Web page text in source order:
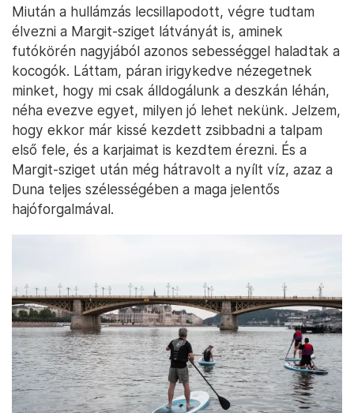
Miután a hullámzás lecsillapodott, végre tudtam
élvezni a Margit-sziget látványát is, aminek
futókörén nagyjából azonos sebességgel haladtak a
kocogók. Láttam, páran irigykedve nézegetnek
minket, hogy mi csak álldogálunk a deszkán léhán,
néha evezve egyet, milyen jó lehet nekünk. Jelzem,
hogy ekkor már kissé kezdett zsibbadni a talpam
első fele, és a karjaimat is kezdtem érezni. És a
Margit-sziget után még hátravolt a nyílt víz, azaz a
Duna teljes szélességében a maga jelentős
hajóforgalmával.